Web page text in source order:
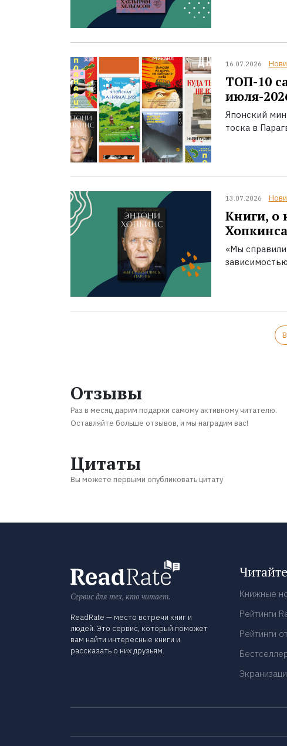
16.07.2026
ТОП-10
июля-
Японский
тоска в
13.07.2026
Книги, о
Хопкинса
«Мы
Отзывы
Раз в месяц дарим подарки самому активному читателю.
Оставляйте больше отзывов, и мы наградим вас!
Цитаты
Вы можете первыми опубликовать цитату
Сервис для тех, кто читает.
ReadRate — место встречи книг и
людей. Это сервис, который поможет
вам найти интересные книги и
рассказать о них друзьям.
Читайте
Книжные
Рейтинги
Рейтинги